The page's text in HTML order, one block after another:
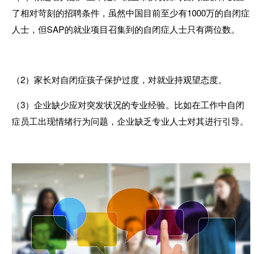
了相对苛刻的招聘条件，虽然中国目前至少有1000万的自闭症
人士，但SAP的就业项目召集到的自闭症人士只有两位数。
（2）家长对自闭症孩子保护过度，对就业持观望态度。
（3）企业缺少应对突发状况的专业经验。比如在工作中自闭
症员工出现情绪行为问题，企业缺乏专业人士对其进行引导。